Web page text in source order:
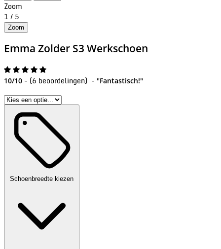
Zoom
1 / 5
Zoom
Emma Zolder S3 Werkschoen
10/10 - (6 beoordelingen) - "Fantastisch!"
Schoenbreedte kiezen